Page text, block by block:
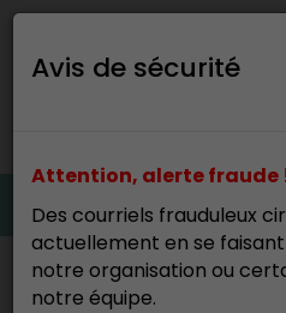
Avis de sécurité
Attention, alerte fraude
Des courriels frauduleux
actuellement en se
notre organisation ou
notre équipe.
Accueil>